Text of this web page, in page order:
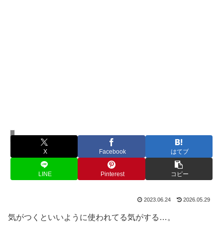
人間関係
X Facebook はてブ
LINE Pinterest コピー
2023.06.24 2026.05.29
気がつくといいように使われてる気がする…。